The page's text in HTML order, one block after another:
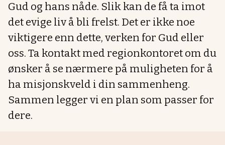
Gud og hans nåde. Slik kan de få ta imot
det evige liv å bli frelst. Det er ikke noe
viktigere enn dette, verken for Gud eller
oss. Ta kontakt med regionkontoret om du
ønsker å se nærmere på muligheten for å
ha misjonskveld i din sammenheng.
Sammen legger vi en plan som passer for
dere.